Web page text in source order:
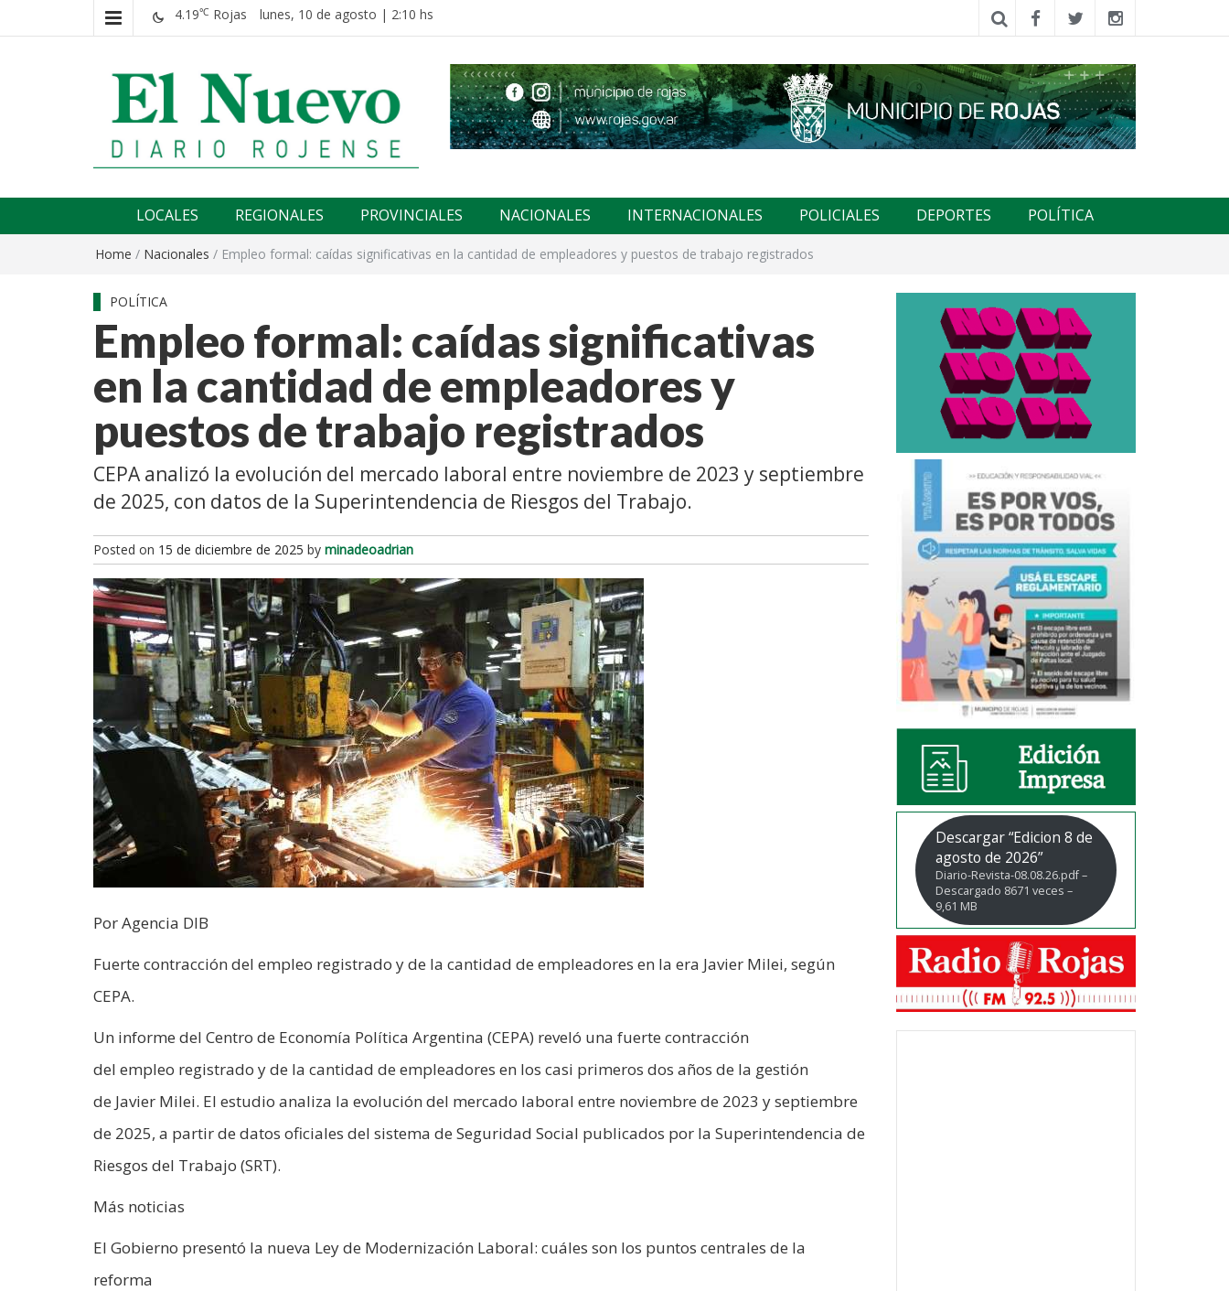
4.19℃ Rojas lunes, 10 de agosto | 2:10 hs
El nuevo rojense
LOCALES REGIONALES PROVINCIALES NACIONALES INTERNACIONALES POLICIALES DEPORTES POLÍTICA
Home / Nacionales / Empleo formal: caídas significativas en la cantidad de empleadores y puestos de trabajo registrados
POLÍTICA
Empleo formal: caídas significativas
en la cantidad de empleadores y
puestos de trabajo registrados
CEPA analizó la evolución del mercado laboral entre noviembre de 2023 y septiembre
de 2025, con datos de la Superintendencia de Riesgos del Trabajo.
Posted on 15 de diciembre de 2025 by minadeoadrian
Por Agencia DIB
Fuerte contracción del empleo registrado y de la cantidad de empleadores en la era Javier Milei, según
CEPA.
Un informe del Centro de Economía Política Argentina (CEPA) reveló una fuerte contracción
del empleo registrado y de la cantidad de empleadores en los casi primeros dos años de la gestión
de Javier Milei. El estudio analiza la evolución del mercado laboral entre noviembre de 2023 y septiembre
de 2025, a partir de datos oficiales del sistema de Seguridad Social publicados por la Superintendencia de
Riesgos del Trabajo (SRT).
Más noticias
El Gobierno presentó la nueva Ley de Modernización Laboral: cuáles son los puntos centrales de la
reforma
Descargar “Edicion 8 de
agosto de 2026”
Diario-Revista-08.08.26.pdf –
Descargado 8671 veces –
9,61 MB